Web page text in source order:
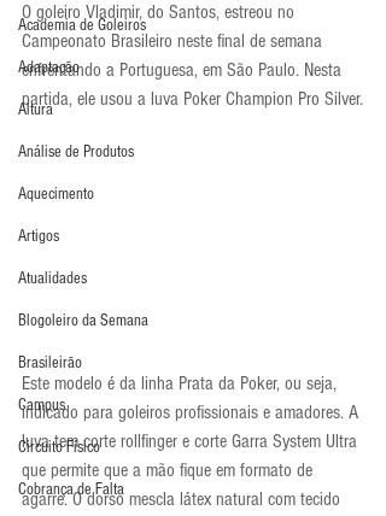
Academia de Goleiros
Adaptação
Altura
Análise de Produtos
Aquecimento
Artigos
Atualidades
Blogoleiro da Semana
Brasileirão
Campus
Circuito Físico
Cobrança de Falta
O goleiro Vladimir, do Santos, estreou no
Campeonato Brasileiro neste final de semana
enfrentando a Portuguesa, em São Paulo. Nesta
partida, ele usou a luva Poker Champion Pro Silver.
Este modelo é da linha Prata da Poker, ou seja,
indicado para goleiros profissionais e amadores. A
luva tem corte rollfinger e corte Garra System Ultra
que permite que a mão fique em formato de
agarre. O dorso mescla látex natural com tecido